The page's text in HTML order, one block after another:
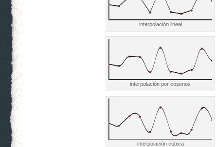
interpolación lineal
interpolación por cosenos
interpolación cúbica